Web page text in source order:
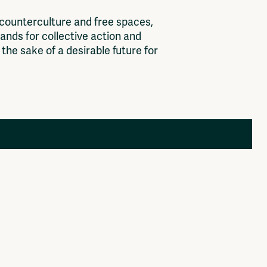
countercu ture and free spaces,
ands for col ective action and
the sake of a desirabl e future for